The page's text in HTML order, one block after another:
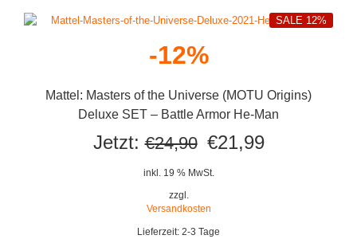
-12%
Mattel: Masters of the Universe (MOTU Origins)
Deluxe SET – Battle Armor He-Man
SALE 12%
Jetzt: €24,90 Ursprünglicher
Preis
€24,90
€21,99Aktueller
inkl. 19 % MwSt.
zzgl.
Versandkosten
Lieferzeit: 2-3 Tage